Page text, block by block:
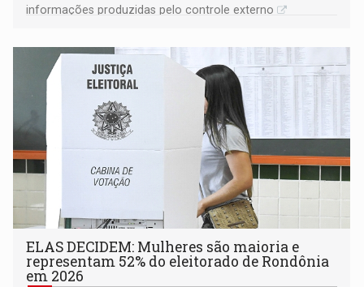
informações produzidas pelo controle externo
ELAS DECIDEM: Mulheres são maioria e
representam 52% do eleitorado de Rondônia
em 2026